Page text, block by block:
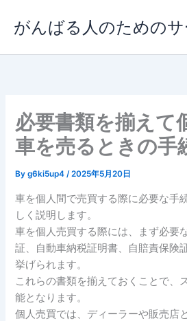
ス
がんばる人のためのサ
必要書類を揃えて
車を売るときの手
Byg6ki5up4/2025年5月20日
車を個人間で売買する際に必要な手
しく説明します。
車を個人売買する際には、まず必要
証、自動車納税証明書、自賠責保険
挙げられます。
これらの書類を揃えておくことで、
能となります。
個人売買では、ディーラーや販売店